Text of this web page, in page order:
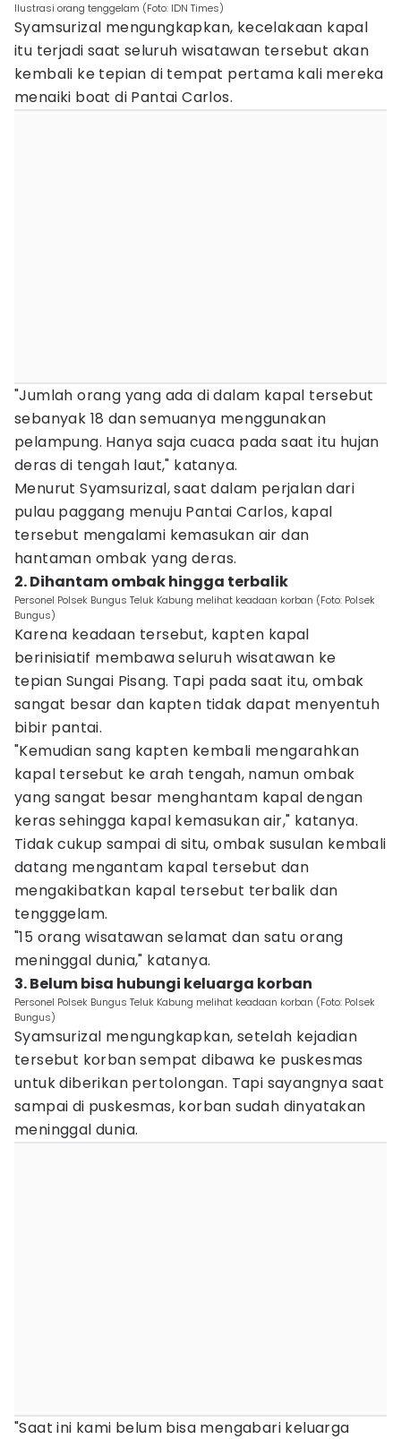
Ilustrasi orang tenggelam (Foto: IDN Times)
Syamsurizal mengungkapkan, kecelakaan kapal
itu terjadi saat seluruh wisatawan tersebut akan
kembali ke tepian di tempat pertama kali mereka
menaiki boat di Pantai Carlos.
"Jumlah orang yang ada di dalam kapal tersebut
sebanyak 18 dan semuanya menggunakan
pelampung. Hanya saja cuaca pada saat itu hujan
deras di tengah laut," katanya.
Menurut Syamsurizal, saat dalam perjalan dari
pulau paggang menuju Pantai Carlos, kapal
tersebut mengalami kemasukan air dan
hantaman ombak yang deras.
2. Dihantam ombak hingga terbalik
Personel Polsek Bungus Teluk Kabung melihat keadaan korban (Foto: Polsek
Bungus)
Karena keadaan tersebut, kapten kapal
berinisiatif membawa seluruh wisatawan ke
tepian Sungai Pisang. Tapi pada saat itu, ombak
sangat besar dan kapten tidak dapat menyentuh
bibir pantai.
"Kemudian sang kapten kembali mengarahkan
kapal tersebut ke arah tengah, namun ombak
yang sangat besar menghantam kapal dengan
keras sehingga kapal kemasukan air," katanya.
Tidak cukup sampai di situ, ombak susulan kembali
datang mengantam kapal tersebut dan
mengakibatkan kapal tersebut terbalik dan
tengggelam.
"15 orang wisatawan selamat dan satu orang
meninggal dunia," katanya.
3. Belum bisa hubungi keluarga korban
Personel Polsek Bungus Teluk Kabung melihat keadaan korban (Foto: Polsek
Bungus)
Syamsurizal mengungkapkan, setelah kejadian
tersebut korban sempat dibawa ke puskesmas
untuk diberikan pertolongan. Tapi sayangnya saat
sampai di puskesmas, korban sudah dinyatakan
meninggal dunia.
"Saat ini kami belum bisa mengabari keluarga